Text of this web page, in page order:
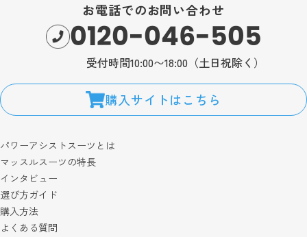
お電話でのお問い合わせ
0120-046-505
受付時間10:00〜18:00（土日祝除く）
購入サイトはこちら
パワーアシストスーツとは
マッスルスーツの特長
インタビュー
選び方ガイド
購入方法
よくある質問